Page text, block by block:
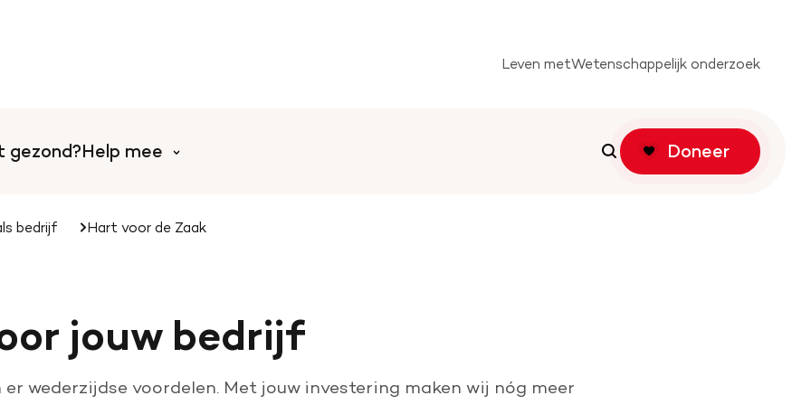
Leven metWetenschappelijk onderzoek
gezond?Help mee
Zoeken
Doneer
Doe mee aan een event of actie
bedrijf Hart voor de Zaak
jouw bedrijf
wederzijdse voordelen. Met jouw investering maken wij nóg meer